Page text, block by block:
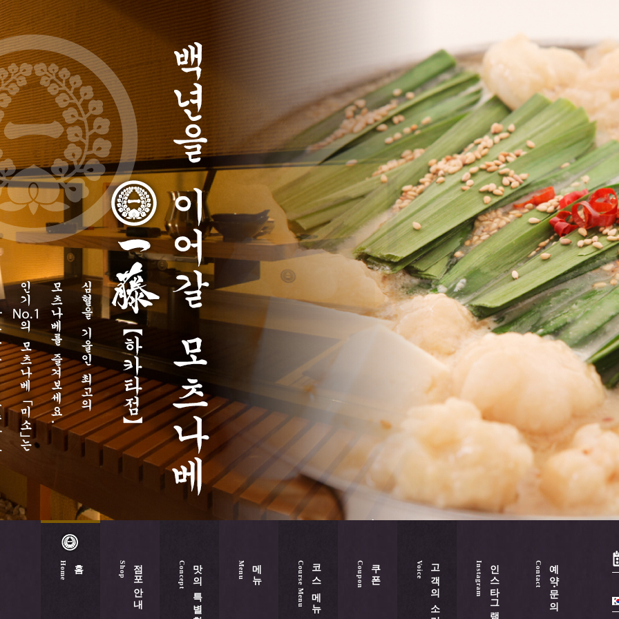
홈
Home 점포안내
Shop 맛의 특별함
Concept 메뉴
Menu 코스 메뉴
Course Menu 쿠폰
Coupon 고객의 소리
Voice 인스타그램
Instagram 예약・문의
Contact